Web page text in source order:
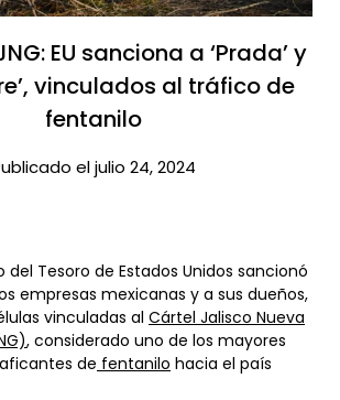
EU sanciona a ‘Prada’ y
vinculados al tráfico de
fentanilo​
el julio 24, 2024
del Tesoro de Estados Unidos sancionó
empresas mexicanas y a sus dueños,
vinculadas al Cártel Jalisco Nueva
, considerado uno de los mayores
de fentanilo hacia el país